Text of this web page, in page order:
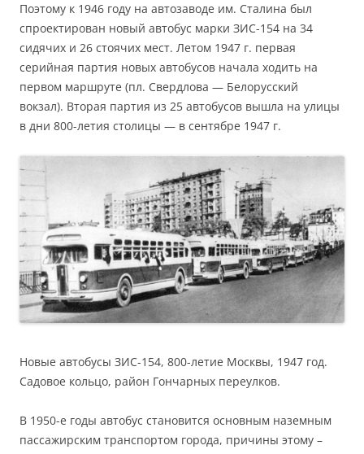
Поэтому к 1946 году на автозаводе им. Сталина был
спроектирован новый автобус марки ЗИС-154 на 34
сидячих и 26 стоячих мест. Летом 1947 г. первая
серийная партия новых автобусов начала ходить на
первом маршруте (пл. Свердлова — Белорусский
вокзал). Вторая партия из 25 автобусов вышла на улицы
в дни 800-летия столицы — в сентябре 1947 г.
Новые автобусы ЗИС-154, 800-летие Москвы, 1947 год.
Садовое кольцо, район Гончарных переулков.
В 1950-е годы автобус становится основным наземным
пассажирским транспортом города, причины этому –